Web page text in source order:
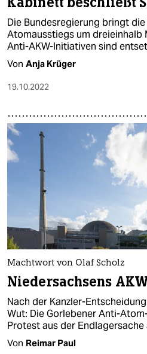
Die Bundesregierung bringt
Atomausstiegs um dreieinhalb
Anti-AKW-Initiativen sind
Von Anja Krüger
19.10.2022
Machtwort von Olaf Scholz
Niedersachsens
Nach der Kanzler-
Wut: Die Gorlebener Anti-
Protest aus der Endlagersache
Von Reimar Paul